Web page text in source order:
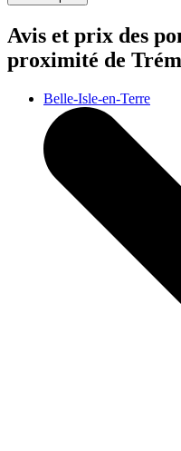
Avis et prix des
proximité de
Belle-Isle-en-Terre